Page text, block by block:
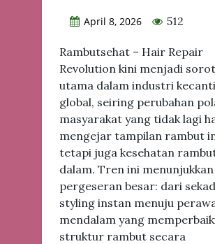
April 8, 2026 512
Rambutsehat – Hair Repair
Revolution kini menjadi
utama dalam industri
global, seiring perubahan
masyarakat yang tidak lagi
mengejar tampilan rambut
tetapi juga kesehatan
dalam. Tren ini menunjukkan
pergeseran besar: dari
styling instan menuju
mendalam yang
struktur rambut secara